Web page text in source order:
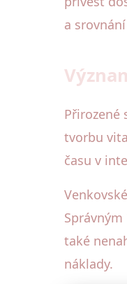
a
Přirozené
tvorbu
času v
také
náklady.